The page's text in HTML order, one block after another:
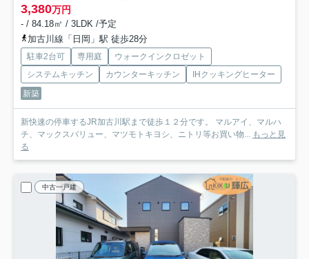
3,380万円
- / 84.18㎡ / 3LDK /予定
加古川線「日岡」駅 徒歩28分
駐車2台可 専用庭
ウォークインクロゼット
システムキッチン
カウンターキッチン
IHクッキングヒーター
新築
新快速の停車するJR加古川駅まで徒歩１２分です。 マルアイ、マルハ
チ、マックスバリュー、マツモトキヨシ、ニトリ等お買い物... もっと見
る
中古一戸建